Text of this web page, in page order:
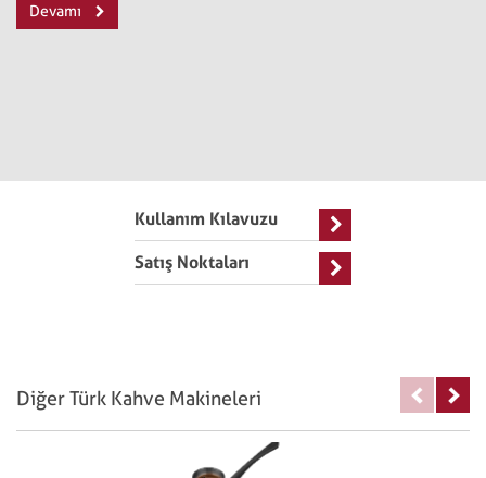
Devamı
Kullanım Kılavuzu
Satış Noktaları
Diğer Türk Kahve Makineleri